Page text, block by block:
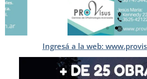
Ingresá a la web: